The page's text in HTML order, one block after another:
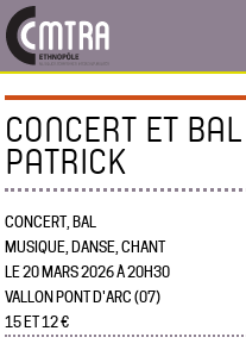
CONCERT ET
PATRICK
CONCERT, BAL
MUSIQUE, DANSE, CHANT
LE 20 MARS 2026 À 20H30
VALLON PONT D'ARC (07)
15 ET 12 €